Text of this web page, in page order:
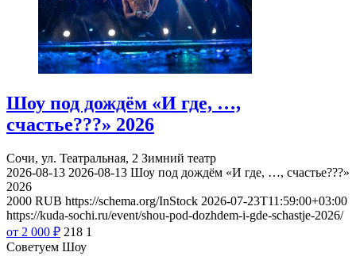
Шоу под дождём «И где, …,
счастье???» 2026
Сочи, ул. Театральная, 2 Зимний театр
2026-08-13 2026-08-13 Шоу под дождём «И где, …, счастье???»
2026
2000 RUB https://schema.org/InStock 2026-07-23T11:59:00+03:00
https://kuda-sochi.ru/event/shou-pod-dozhdem-i-gde-schastje-2026/
от 2 000 ₽ 218 1
Советуем Шоу